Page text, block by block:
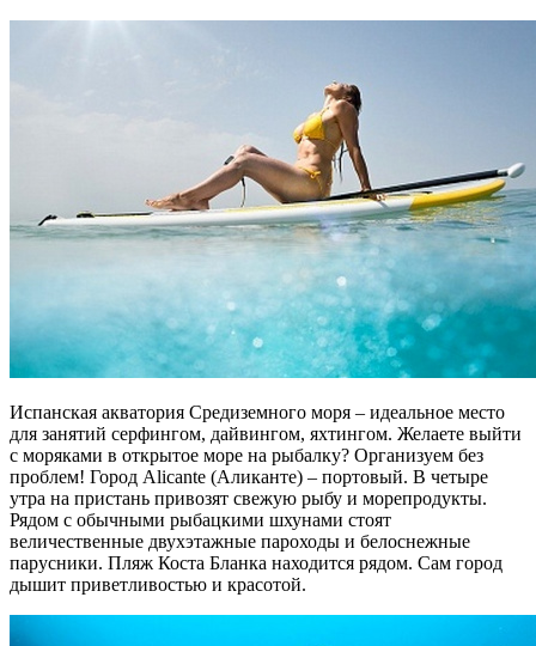
Испанская акватория Средиземного моря – идеальное место
для занятий серфингом, дайвингом, яхтингом. Желаете выйти
с моряками в открытое море на рыбалку? Организуем без
проблем! Город Alicante (Аликанте) – портовый. В четыре
утра на пристань привозят свежую рыбу и морепродукты.
Рядом с обычными рыбацкими шхунами стоят
величественные двухэтажные пароходы и белоснежные
парусники. Пляж Коста Бланка находится рядом. Сам город
дышит приветливостью и красотой.